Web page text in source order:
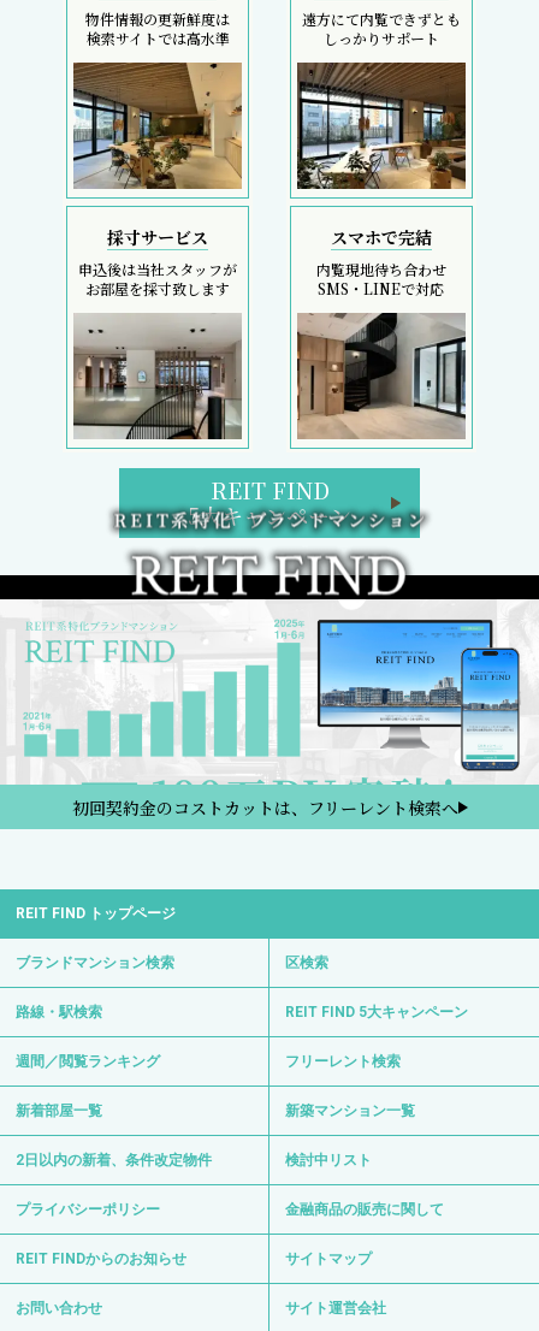
物件情報の更新鮮度は
検索サイトでは高水準
遠方にて内覧できずとも
しっかりサポート
採寸サービス
申込後は当社スタッフが
お部屋を採寸致します
スマホで完結
内覧現地待ち合わせ
SMS・LINEで対応
REIT FIND
5大キャンペーン
初回契約金のコストカットは、フリーレント検索へ
REIT FIND トップページ
ブランドマンション検索 区検索
路線・駅検索 REIT FIND 5大キャンペーン
週間／閲覧ランキング フリーレント検索
新着部屋一覧 新築マンション一覧
2日以内の新着、条件改定物件 検討中リスト
プライバシーポリシー 金融商品の販売に関して
REIT FINDからのお知らせ サイトマップ
お問い合わせ サイト運営会社